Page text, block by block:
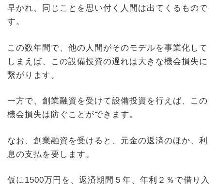
早かれ、同じことを思い付く人間は出てくるもので
す。
この数年間で、他の人間がそのモデルを事業化して
しまえば、この設備投資の遅れは大きな機会損失に
繋がります。
一方で、創業融資を受けて設備投資を行えば、この
機会損失は防ぐことができます。
なお、創業融資を受けると、元金の返済のほか、利
息の支払を要します。
仮に1500万円を、返済期間５年、年利２％で借り入